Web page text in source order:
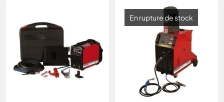
En rupture de stock